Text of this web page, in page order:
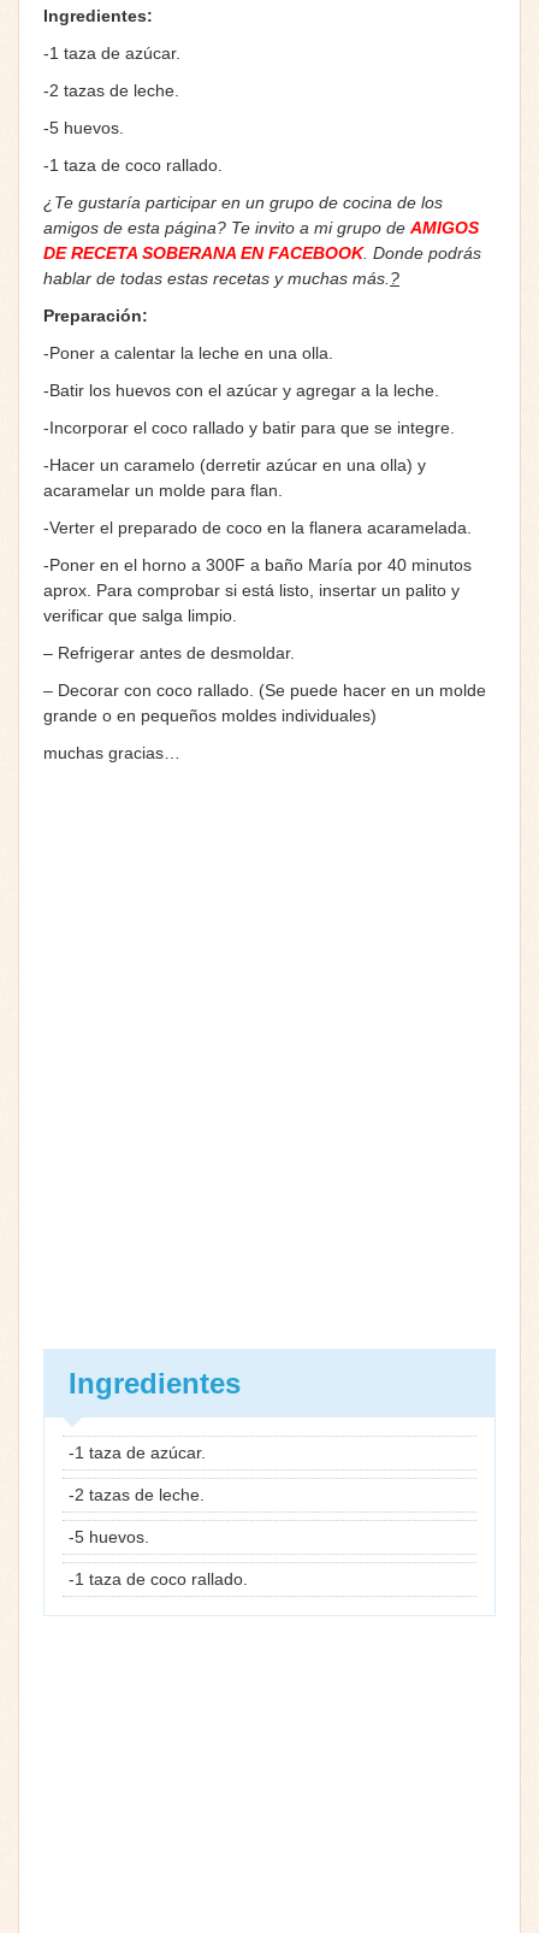
Ingredientes:
-1 taza de azúcar.
-2 tazas de leche.
-5 huevos.
-1 taza de coco rallado.
¿Te gustaría participar en un grupo de cocina de los
amigos de esta página? Te invito a mi grupo de AMIGOS
DE RECETA SOBERANA EN FACEBOOK. Donde podrás
hablar de todas estas recetas y muchas más. ?
Preparación:
-Poner a calentar la leche en una olla.
-Batir los huevos con el azúcar y agregar a la leche.
-Incorporar el coco rallado y batir para que se integre.
-Hacer un caramelo (derretir azúcar en una olla) y
acaramelar un molde para flan.
-Verter el preparado de coco en la flanera acaramelada.
-Poner en el horno a 300F a baño María por 40 minutos
aprox. Para comprobar si está listo, insertar un palito y
verificar que salga limpio.
– Refrigerar antes de desmoldar.
– Decorar con coco rallado. (Se puede hacer en un molde
grande o en pequeños moldes individuales)
muchas gracias…
Ingredientes
-1 taza de azúcar.
-2 tazas de leche.
-5 huevos.
-1 taza de coco rallado.